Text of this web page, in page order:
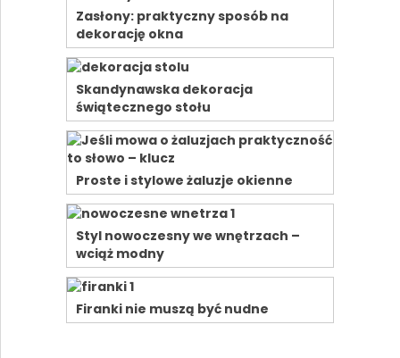
Zasłony: praktyczny sposób na
dekorację okna
Skandynawska dekoracja
świątecznego stołu
Proste i stylowe żaluzje okienne
Styl nowoczesny we wnętrzach –
wciąż modny
Firanki nie muszą być nudne